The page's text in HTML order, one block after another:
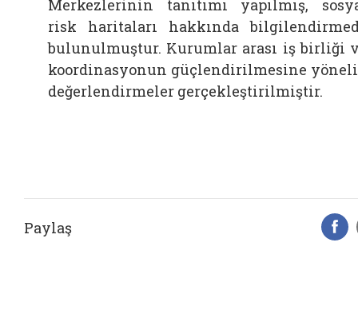
Merkezlerinin tanıtımı yapılmış,
risk haritaları hakkında
bulunulmuştur. Kurumlar arası iş birliği
koordinasyonun güçlendirilmesine
değerlendirmeler gerçekleştirilmiştir.
Paylaş